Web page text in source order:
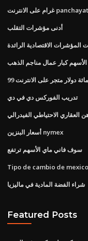
أدنى مؤشرات التقلب
الاقتصادية الرائدة
الأسهم كبار عمال مناجم الذهب
دولار متجر على الانترنت
تدريب الفوركس دي في دي
العقاري الاحتياطي الفيدرالي
أسعار البنزين nymex
سوف فاني ماي الأسهم ترتفع
Tipo de cambio de
شراء الفضة المادية في ماليزيا
Featured Posts